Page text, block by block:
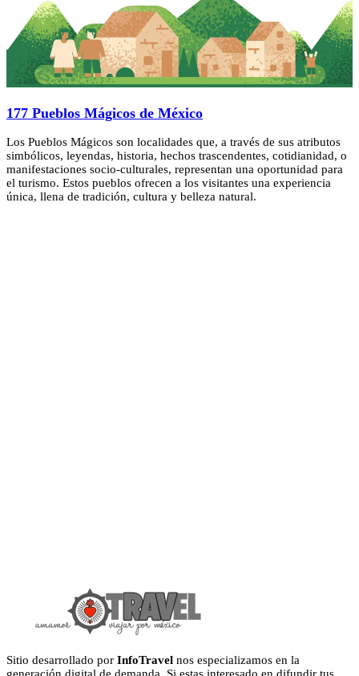
177 Pueblos Mágicos de México
Los Pueblos Mágicos son localidades que, a través de sus atributos
simbólicos, leyendas, historia, hechos trascendentes, cotidianidad, o
manifestaciones socio-culturales, representan una oportunidad para
el turismo. Estos pueblos ofrecen a los visitantes una experiencia
única, llena de tradición, cultura y belleza natural.
Sitio desarrollado por InfoTravel nos especializamos en la